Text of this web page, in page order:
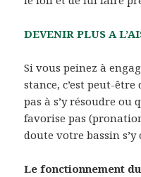
DEVENIR PLUS A
Si vous peinez à
stance, c’est peut-
pas à s’y résoudre
favorise pas
doute votre bassin
Le fonctionnement